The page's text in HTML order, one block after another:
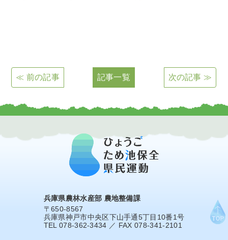
≪ 前の記事 記事一覧 次の記事 ≫
兵庫県農林水産部 農地整備課
〒650-8567
兵庫県神戸市中央区下山手通5丁目10番1号
TEL 078-362-3434 ／ FAX 078-341-2101